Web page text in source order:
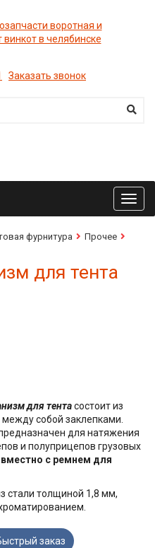
Заказать звонок
фурнитура
Прочее
для тента
для тентасостоит из
собой заклепками.
для натяжения
и полуприцепов грузовых
с ремнем для
стали толщиной 1,8 мм,
заказ